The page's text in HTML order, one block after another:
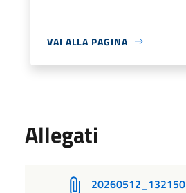
VAI ALLA PAGINA
Allegati
20260512_132150